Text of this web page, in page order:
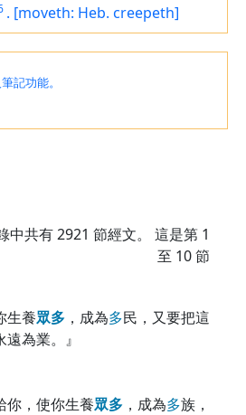
. [moveth: Heb. creepeth]
記功能。
中共有2921 節經文。 這是第 1
至 10 節
生養眾多 ，成為多民，又要把這
為業。』
，使你生養眾多 ，成為多族，